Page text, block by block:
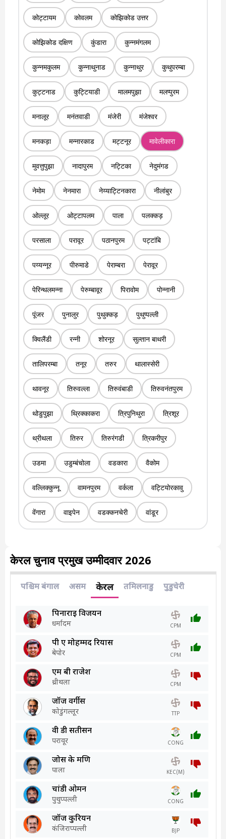
कोट्टायम कोवलम कोझिकोड उत्तर
कोझिकोड दक्षिण कुंडारा कुन्नमंगलम
कुन्नमकुलम कुन्नाथुनाड कुन्नाथुर कुथुपरम्बा
कुट्टनाड कुट्टियाडी मालमपुझा मलप्पुरम
मनालूर मनंतवाडी मंजेरी मंजेश्वर
मनकड़ा मन्नारकाड मट्टनूर मावेलीकारा
मुवत्तुपुझा नादापुरम नट्टिका नेदुमंगड
नेमोम नेनमारा नेय्याट्टिनकारा नीलांबुर
ओल्लूर ओट्टापलम पाला पलक्कड़
परसाला परावूर पठानपुरम पट्टांबि
पय्यन्नूर पीरुमाडे पेराम्बरा पेरावूर
पेरिन्थलमन्ना पेरुम्बावूर पिरावोम पोन्नानी
पूंजर पुनालुर पुथुक्कड़ पुथुप्पल्ली
क्विलैंडी रन्नी शोरनूर सुल्तान बाथरी
तालिपरम्बा तनूर तरुर थालास्सेरी
थावनूर तिरुवल्ला तिरुवंबाडी तिरुवनंतपुरम
थोडुपुझा थ्रिक्काकरा त्रिपुनिथुरा त्रिशूर
थ्रीथला तिरुर तिरुरंगडी त्रिकरीपुर
उडमा उडुम्बंचोला वडकारा वैकोम
वल्लिक्कुन्नू वामनपुरम वर्कला वट्टियोरकावु
वेंगारा वाइपेन वडक्कनचेरी वांडूर
केरल चुनाव प्रमुख उम्मीदवार 2026